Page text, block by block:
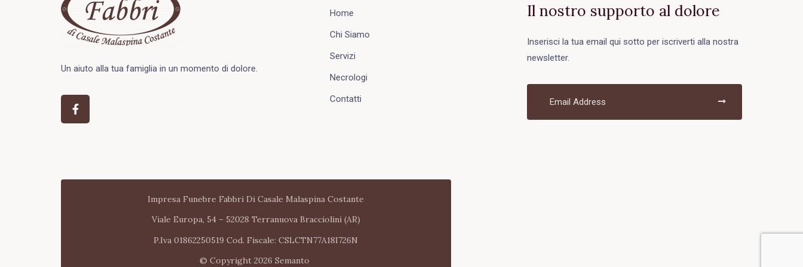
Un aiuto alla tua famiglia in un momento di dolore.
Home
Chi Siamo
Servizi
Necrologi
Contatti
Il nostro supporto al dolore
Inserisci la tua email qui sotto per iscriverti alla nostra
newsletter.
Impresa Funebre Fabbri Di Casale Malaspina Costante
Viale Europa, 54 – 52028 Terranuova Bracciolini (AR)
P.Iva 01862250519 Cod. Fiscale: CSLCTN77A18I726N
© Copyright 2026 Semanto